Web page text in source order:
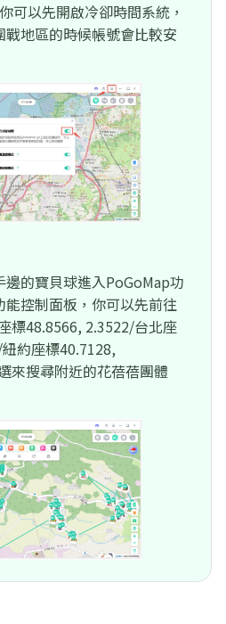
可以先開啟冷卻時間系統，
地區的時候帳號會比較安
的寶貝球進入PoGoMap功
控制面板，你可以先前往
標48.8566, 2.3522/台北座
約座標40.7128,
來搜尋附近的花蓓蓓團體